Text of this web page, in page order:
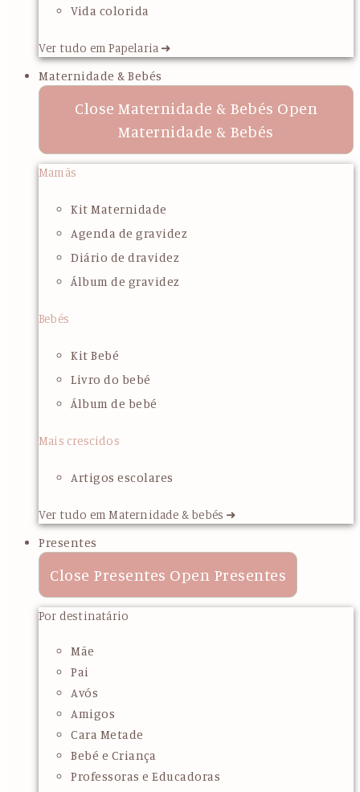
Vida colorida
Ver tudo em Papelaria ➜
Maternidade & Bebés
Close Maternidade & Bebés Open
Maternidade & Bebés
Mamãs
Kit Maternidade
Agenda de gravidez
Diário de dravidez
Álbum de gravidez
Bebés
Kit Bebé
Livro do bebé
Álbum de bebé
Mais crescidos
Artigos escolares
Ver tudo em Maternidade & bebés ➜
Presentes
Close Presentes Open Presentes
Por destinatário
Mãe
Pai
Avós
Amigos
Cara Metade
Bebé e Criança
Professoras e Educadoras